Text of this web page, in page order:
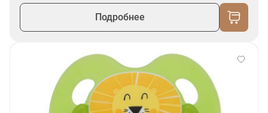
Подробнее